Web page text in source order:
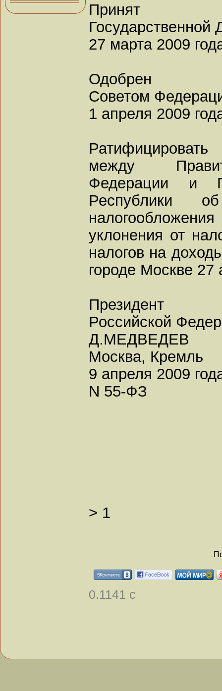
Принят
Государственной
27 марта 2009
Одобрен
Советом
1 апреля 2009
между
Федерации и
Республики
уклонения от
налогов на
городе Москве 27
Президент
Российской
Д.МЕДВЕДЕВ
Москва, Кремль
9 апреля 2009
N 55-ФЗ
> 1
0.1141 с